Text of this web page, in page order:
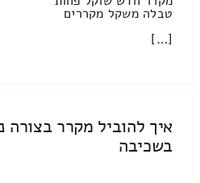
טבלה משקל מקררים
[…]
איך להוביל מקרר בצורה
בשכיבה